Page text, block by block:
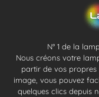
N° 1 de la
Nous créons votre
partir de vos propres
image, vous pouvez
quelques clics depuis